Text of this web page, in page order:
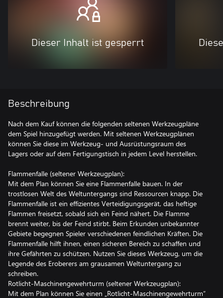
Dieser Inhalt ist gesperrt
Beschreibung
Nach dem Kauf können die folgenden seltenen Werkzeugpläne
dem Spiel hinzugefügt werden. Mit seltenen Werkzeugplänen
können Sie diese im Werkzeug- und Ausrüstungsraum des
Lagers oder auf dem Fertigungstisch in jedem Level herstellen.
Flammenfalle (seltener Werkzeugplan):
Mit dem Plan können Sie eine Flammenfalle bauen. In der
trostlosen Welt des Weltuntergangs sind Ressourcen knapp. Die
Flammenfalle ist ein effizientes Verteidigungsgerät, das heftige
Flammen freisetzt, sobald sich ein Feind nähert. Die Flamme
brennt weiter, bis der Feind stirbt. Beim Erkunden unbekannter
Gebiete begegnen Spieler verschiedenen feindlichen Kräften. Die
Flammenfalle hilft ihnen, einen sicheren Bereich zu schaffen und
ihre Gefährten zu schützen. Nutzen Sie dieses Werkzeug, um die
Legende des Eroberers am grausamen Weltuntergang zu
schreiben.
Rotlicht-Maschinengewehrturm (seltener Werkzeugplan):
Mit dem Plan können Sie einen „Rotlicht-Maschinengewehrturm“